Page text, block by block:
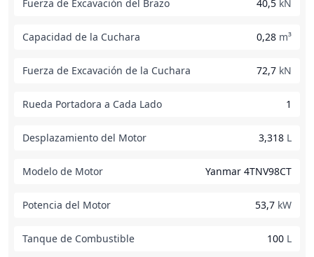
Fuerza de Excavación del Brazo 40,5 kN
Capacidad de la Cuchara 0,28 m³
Fuerza de Excavación de la Cuchara 72,7 kN
Rueda Portadora a Cada Lado 1
Desplazamiento del Motor 3,318 L
Modelo de Motor Yanmar 4TNV98CT
Potencia del Motor 53,7 kW
Tanque de Combustible 100 L